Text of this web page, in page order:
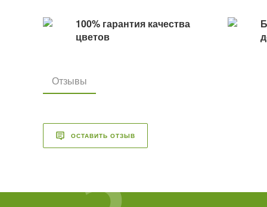
100% гарантия качества
цветов
Отзывы
ОСТАВИТЬ ОТЗЫВ